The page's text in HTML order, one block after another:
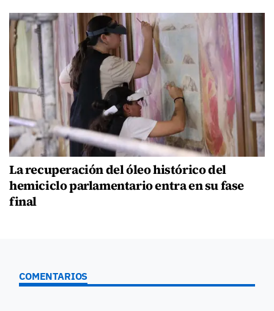
La recuperación del óleo histórico del
hemiciclo parlamentario entra en su fase
final
COMENTARIOS